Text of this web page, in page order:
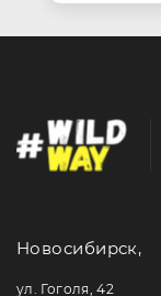
Новосибирск,
ул. Гоголя, 42